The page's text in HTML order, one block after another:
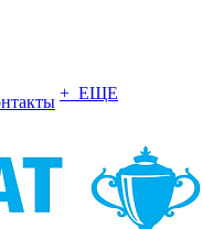
+ ЕЩЕ